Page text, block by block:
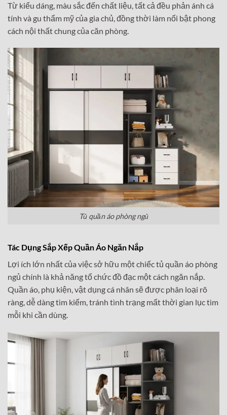
Từ kiểu dáng, màu sắc đến chất liệu, tất cả đều phản ánh cá
tính và gu thẩm mỹ của gia chủ, đồng thời làm nổi bật phong
cách nội thất chung của căn phòng.
Tủ quần áo phòng ngủ
Tác Dụng Sắp Xếp Quần Áo Ngăn Nắp
Lợi ích lớn nhất của việc sở hữu một chiếc tủ quần áo phòng
ngủ chính là khả năng tổ chức đồ đạc một cách ngăn nắp.
Quần áo, phụ kiện, vật dụng cá nhân sẽ được phân loại rõ
ràng, dễ dàng tìm kiếm, tránh tình trạng mất thời gian lục tìm
mỗi khi cần dùng.